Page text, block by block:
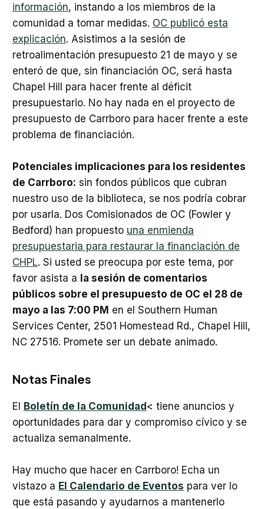
información, instando a los miembros de la
comunidad a tomar medidas. OC publicó esta
explicación. Asistimos a la sesión de
retroalimentación presupuesto 21 de mayo y se
enteró de que, sin financiación OC, será hasta
Chapel Hill para hacer frente al déficit
presupuestario. No hay nada en el proyecto de
presupuesto de Carrboro para hacer frente a este
problema de financiación.
Potenciales implicaciones para los residentes
de Carrboro: sin fondos públicos que cubran
nuestro uso de la biblioteca, se nos podría cobrar
por usarla. Dos Comisionados de OC (Fowler y
Bedford) han propuesto una enmienda
presupuestaria para restaurar la financiación de
CHPL. Si usted se preocupa por este tema, por
favor asista a la sesión de comentarios
públicos sobre el presupuesto de OC el 28 de
mayo a las 7:00 PM en el Southern Human
Services Center, 2501 Homestead Rd., Chapel Hill,
NC 27516. Promete ser un debate animado.
Notas Finales
El Boletín de la Comunidad< tiene anuncios y
oportunidades para dar y compromiso cívico y se
actualiza semanalmente.
Hay mucho que hacer en Carrboro! Echa un
vistazo a El Calendario de Eventos para ver lo
que está pasando y ayudarnos a mantenerlo